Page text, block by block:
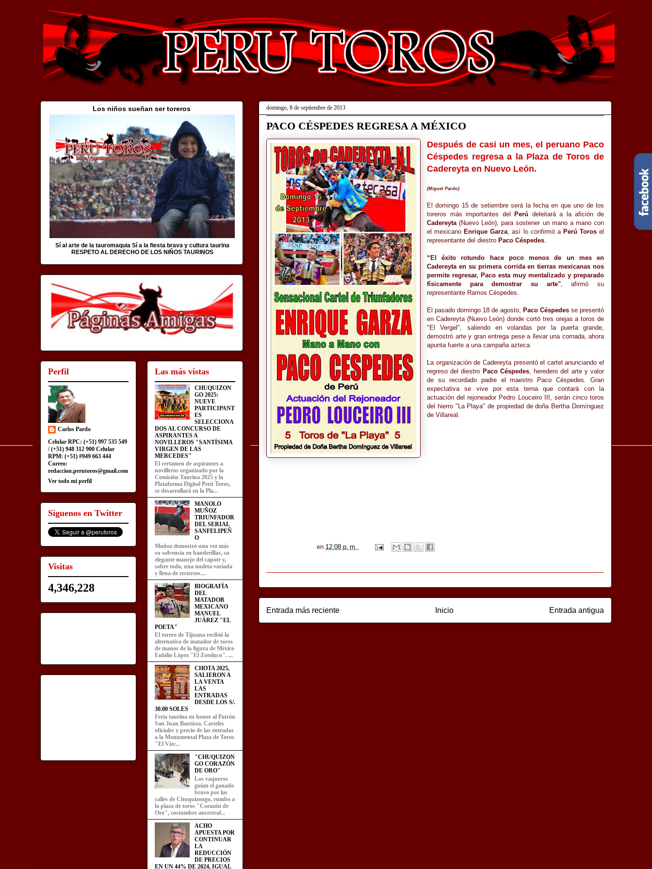
domingo, 8 de septiembre de 2013
PACO CÉSPEDES REGRESA A MÉXICO
Después de casi un mes, el peruano Paco
Céspedes regresa a la Plaza de Toros de
Cadereyta en Nuevo León.
(Miguel Pardo)
El domingo 15 de setiembre será la fecha en que uno de los
toreros más importantes del
Perú deleitará a la afición de
Cadereyta(Nuevo León), para sostener un mano a mano con
el mexicano Enrique Garza, así lo confirmó a Perú Torosel
representante del diestro Paco Céspedes.
“El éxito rotundo hace poco menos de un mes en
Cadereyta en su primera corrida en tierras mexicanas nos
permite regresar, Paco esta muy mentalizado y preparado
físicamente para demostrar su arte", afirmó su
representante Ramos Céspedes.
El pasado domingo 18 de agosto, Paco Céspedes se presentó
en Cadereyta (Nuevo León) donde cortó tres orejas a toros de
"El Vergel", saliendo en volandas por la puerta grande,
demostró arte y gran entrega pese a llevar una cornada, ahora
apunta fuerte a una campaña azteca.
La organización de Cadereyta presentó el cartel anunciando el
regreso del diestro Paco Céspedes, heredero del arte y valor
de su recordado padre el maestro Paco Céspedes. Gran
expectativa se vive por esta terna que contará con la
actuación del rejoneador Pedro Louceiro III, serán cinco toros
del hierro "La Playa" de propiedad de doña Bertha Domínguez
de Villareal.
en 12:08 p. m.
Entrada más reciente Entrada antigua
Inicio
Los niños sueñan ser toreros
Sí al arte de la tauromaquia Sí a la fiesta brava y cultura taurina
RESPETO AL DERECHO DE LOS NIÑOS TAURINOS
Perfil
Carlos Pardo
Celular RPC: (+51) 997 535 549
/ (+51) 948 312 900 Celular
RPM: (+51) #949 663 444
Correo:
redaccion.perutoros@gmail.com
Ver todo mi perfil
Siguenos en Twitter
Visitas
4,346,228
Las más vistas
CHUQUIZON
GO 2025:
NUEVE
PARTICIPANT
ES
SELECCIONA
DOS AL CONCURSO DE
ASPIRANTES A
NOVILLEROS "SANTÍSIMA
VIRGEN DE LAS
MERCEDES"
El certamen de aspirantes a
novilleros organizado por la
Comisión Taurina 2025 y la
Plataforma Digital Perú Toros,
se desarrollará en la Pla...
MANOLO
MUÑOZ
TRIUNFADOR
DEL SERIAL
SANFELIPEÑ
O
Muñoz demostró una vez más
su solvencia en banderillas, su
elegante manejo del capote y,
sobre todo, una muleta variada
y llena de recursos....
BIOGRAFÍA
DEL
MATADOR
MEXICANO
MANUEL
JUÁREZ "EL
POETA"
El torero de Tijuana recibió la
alternativa de matador de toros
de manos de la figura de México
Eulalio López "El Zotoluco". ...
CHOTA 2025,
SALIERON A
LA VENTA
LAS
ENTRADAS
DESDE LOS S/.
30.00 SOLES
Feria taurina en honor al Patrón
San Juan Bautista. Carteles
oficiales y precio de las entradas
a la Monumental Plaza de Toros
"El Vizc...
"CHUQUIZON
GO CORAZÓN
DE ORO"
Los vaqueros
guían el ganado
bravo por las
calles de Chuquizongo, rumbo a
la plaza de toros "Corazón de
Oro", costumbre ancestral...
ACHO
APUESTA POR
CONTINUAR
LA
REDUCCIÓN
DE PRECIOS
EN UN 44% DE 2024, IGUAL